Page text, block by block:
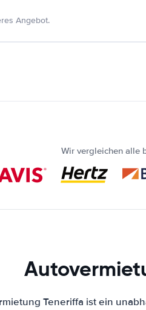
Angebot.
Wir vergleichen alle
Teneriffa ist ein